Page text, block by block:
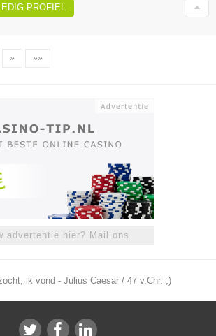
PROFIEL
» »»
advertentie hier? Mail ons
ik vond - Julius Caesar / 47 v.Chr. ;)